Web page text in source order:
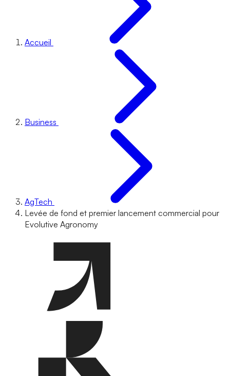
Accueil
Business
AgTech
Levée de fond et premier lancement commercial pour
Evolutive Agronomy